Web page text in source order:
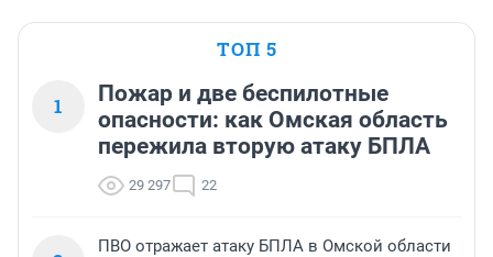
ТОП 5
1
Пожар и две беспилотные
опасности: как Омская область
пережила вторую атаку БПЛА
29 297 22
ПВО отражает атаку БПЛА в Омской области